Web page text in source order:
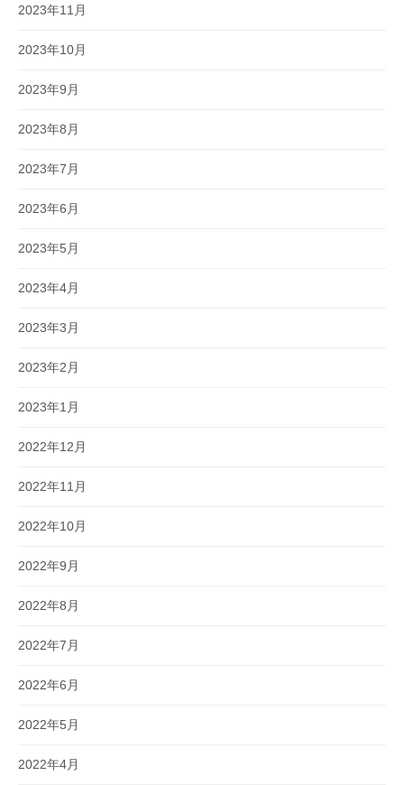
2023年11月
2023年10月
2023年9月
2023年8月
2023年7月
2023年6月
2023年5月
2023年4月
2023年3月
2023年2月
2023年1月
2022年12月
2022年11月
2022年10月
2022年9月
2022年8月
2022年7月
2022年6月
2022年5月
2022年4月